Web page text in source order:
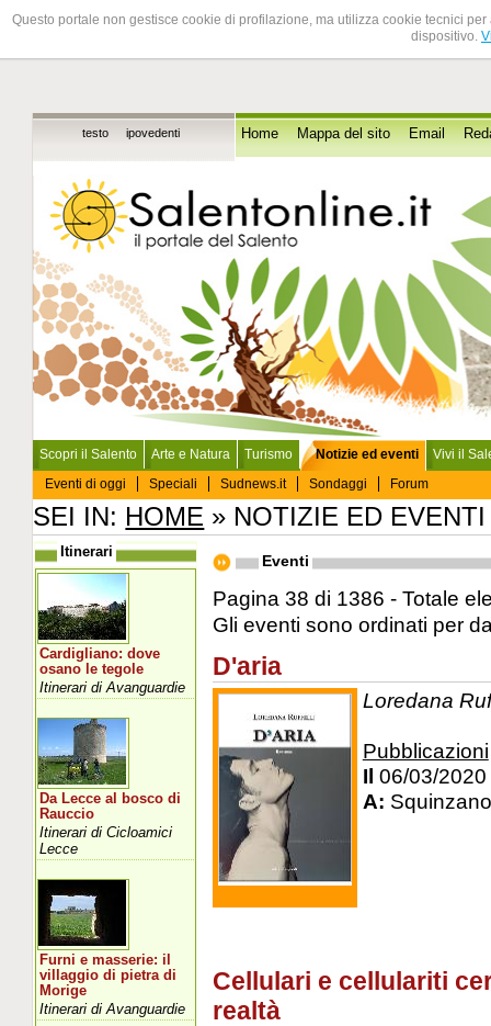
Questo portale non gestisce cookie di profilazione, ma utilizza cookie tecnici
dispositivo.
testo ipovedenti Home Mappa del sito Email
Scopri il Salento Arte e Natura Turismo
Notizie ed eventi
Eventi di oggi
Speciali Sudnews.it Sondaggi Forum
Vivi il
SEI IN: HOME » NOTIZIE ED EVENTI
Eventi
Pagina 38 di 1386 - Totale
Gli eventi sono ordinati per
D'aria
Loredana
Pubblicazioni
Il 06/03/2020
A:
Cellulari e cellulariti
realtà
Itinerari
Cardigliano: dove
osano le tegole
Itinerari di Avanguardie
Da Lecce al bosco di
Rauccio
Itinerari di Cicloamici
Lecce
Furni e masserie: il
villaggio di pietra di
Morige
Itinerari di Avanguardie